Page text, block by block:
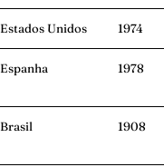
Estados Unidos 1974
Espanha 1978
Brasil 1908